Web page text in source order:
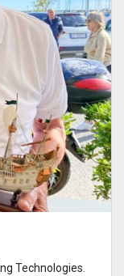
Technologies.